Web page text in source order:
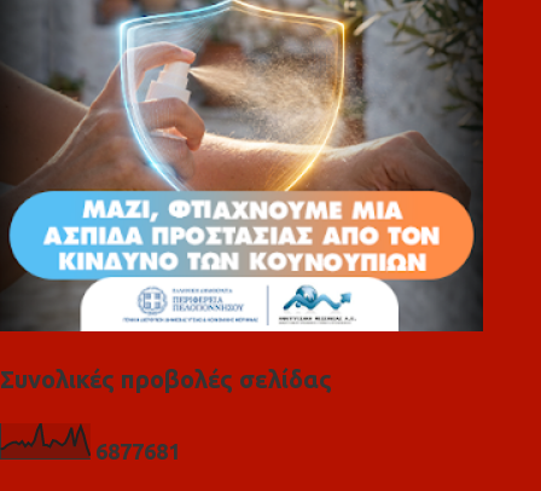
Συνολικές προβολές σελίδας
6877681